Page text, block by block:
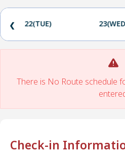
22(TUE)
❮
There is No Route schedule
Check-in